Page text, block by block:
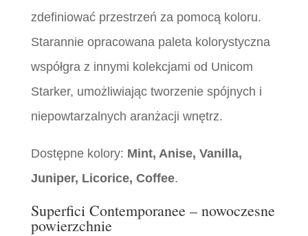
zdefiniować przestrzeń za pomocą koloru.
Starannie opracowana paleta kolorystyczna
współgra z innymi kolekcjami od Unicom
Starker, umożliwiając tworzenie spójnych i
niepowtarzalnych aranżacji wnętrz.
Dostępne kolory: Mint, Anise, Vanilla,
Juniper, Licorice, Coffee.
Superfici Contemporanee – nowoczesne
powierzchnie